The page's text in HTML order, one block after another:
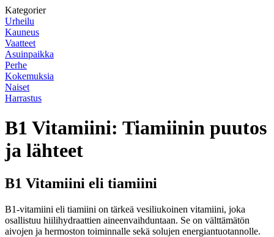
Kategorier
Urheilu
Kauneus
Vaatteet
Asuinpaikka
Perhe
Kokemuksia
Naiset
Harrastus
B1 Vitamiini: Tiamiinin puutos
ja lähteet
B1 Vitamiini eli tiamiini
B1-vitamiini eli tiamiini on tärkeä vesiliukoinen vitamiini, joka
osallistuu hiilihydraattien aineenvaihduntaan. Se on välttämätön
aivojen ja hermoston toiminnalle sekä solujen energiantuotannolle.